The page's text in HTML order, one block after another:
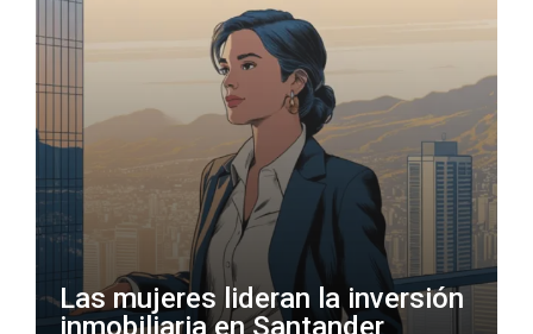
Las mujeres lideran la inversión
inmobiliaria en Santander